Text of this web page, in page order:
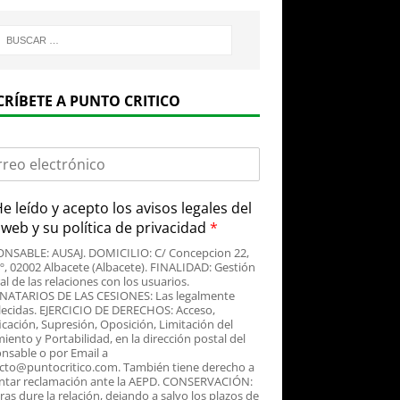
A PUNTO CRITICO
leído y acepto los avisos legales del
y su política de privacidad *
AUSAJ. DOMICILIO: C/ Concepcion 22,
02002 Albacete (Albacete). FINALIDAD: Gestión
de las relaciones con los usuarios.
DE LAS CESIONES: Las legalmente
EJERCICIO DE DERECHOS: Acceso,
Supresión, Oposición, Limitación del
y Portabilidad, en la dirección postal del
o por Email a
También tiene derecho a
reclamación ante la AEPD. CONSERVACIÓN:
dure la relación, dejando a salvo los plazos de